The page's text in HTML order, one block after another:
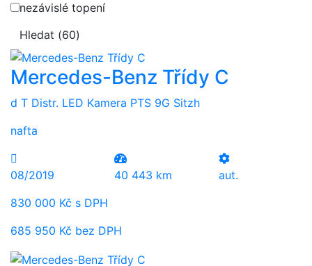
nezávislé topení
Hledat (60)
Mercedes-Benz Třídy C
d T Distr. LED Kamera PTS 9G Sitzh
nafta
08/2019 40 443 km
aut.
830 000 Kč s DPH
685 950 Kč bez DPH